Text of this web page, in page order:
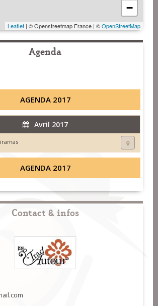
−
Leaflet | © Openstreetmap France | ©OpenStreetMap
Agenda
AGENDA 2017
Avril 2017
AGENDA 2017
Contact & infos